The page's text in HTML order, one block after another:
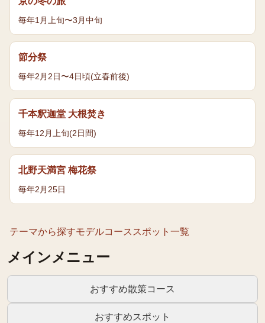
メインメニュー
おすすめ散策コース
おすすめスポット
毎年1月上旬〜3月中旬
節分祭
毎年2月2日〜4日頃(立春前後)
千本釈迦堂 大根焚き
毎年12月上旬(2日間)
北野天満宮 梅花祭
毎年2月25日
テーマから探すモデルコース スポット一覧